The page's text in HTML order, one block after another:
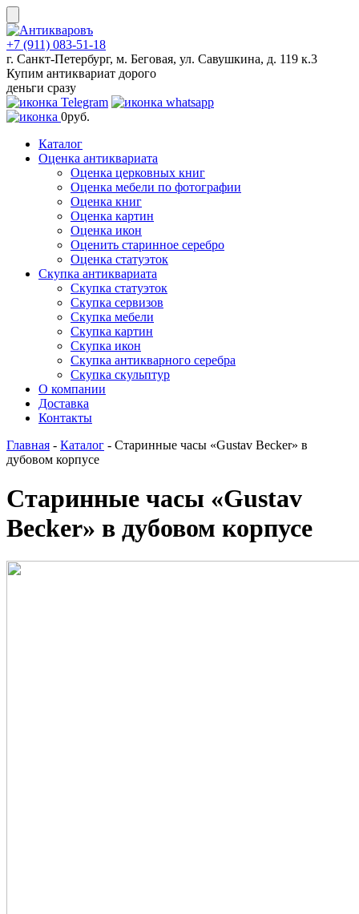
Skip
to
content
+7 (911) 083-51-18
г. Санкт-Петербург, м. Беговая, ул. Савушкина, д. 119 к.3
Купим антиквариат дорого
деньги сразу
0руб.
Каталог
Оценка антиквариата
Оценка церковных книг
Оценка мебели по фотографии
Оценка книг
Оценка картин
Оценка икон
Оценить старинное серебро
Оценка статуэток
Скупка антиквариата
Скупка статуэток
Скупка сервизов
Скупка мебели
Скупка картин
Скупка икон
Скупка антикварного серебра
Скупка скульптур
О компании
Доставка
Контакты
Главная - Каталог - Старинные часы «Gustav Becker» в
дубовом корпусе
Старинные часы «Gustav
Becker» в дубовом корпусе